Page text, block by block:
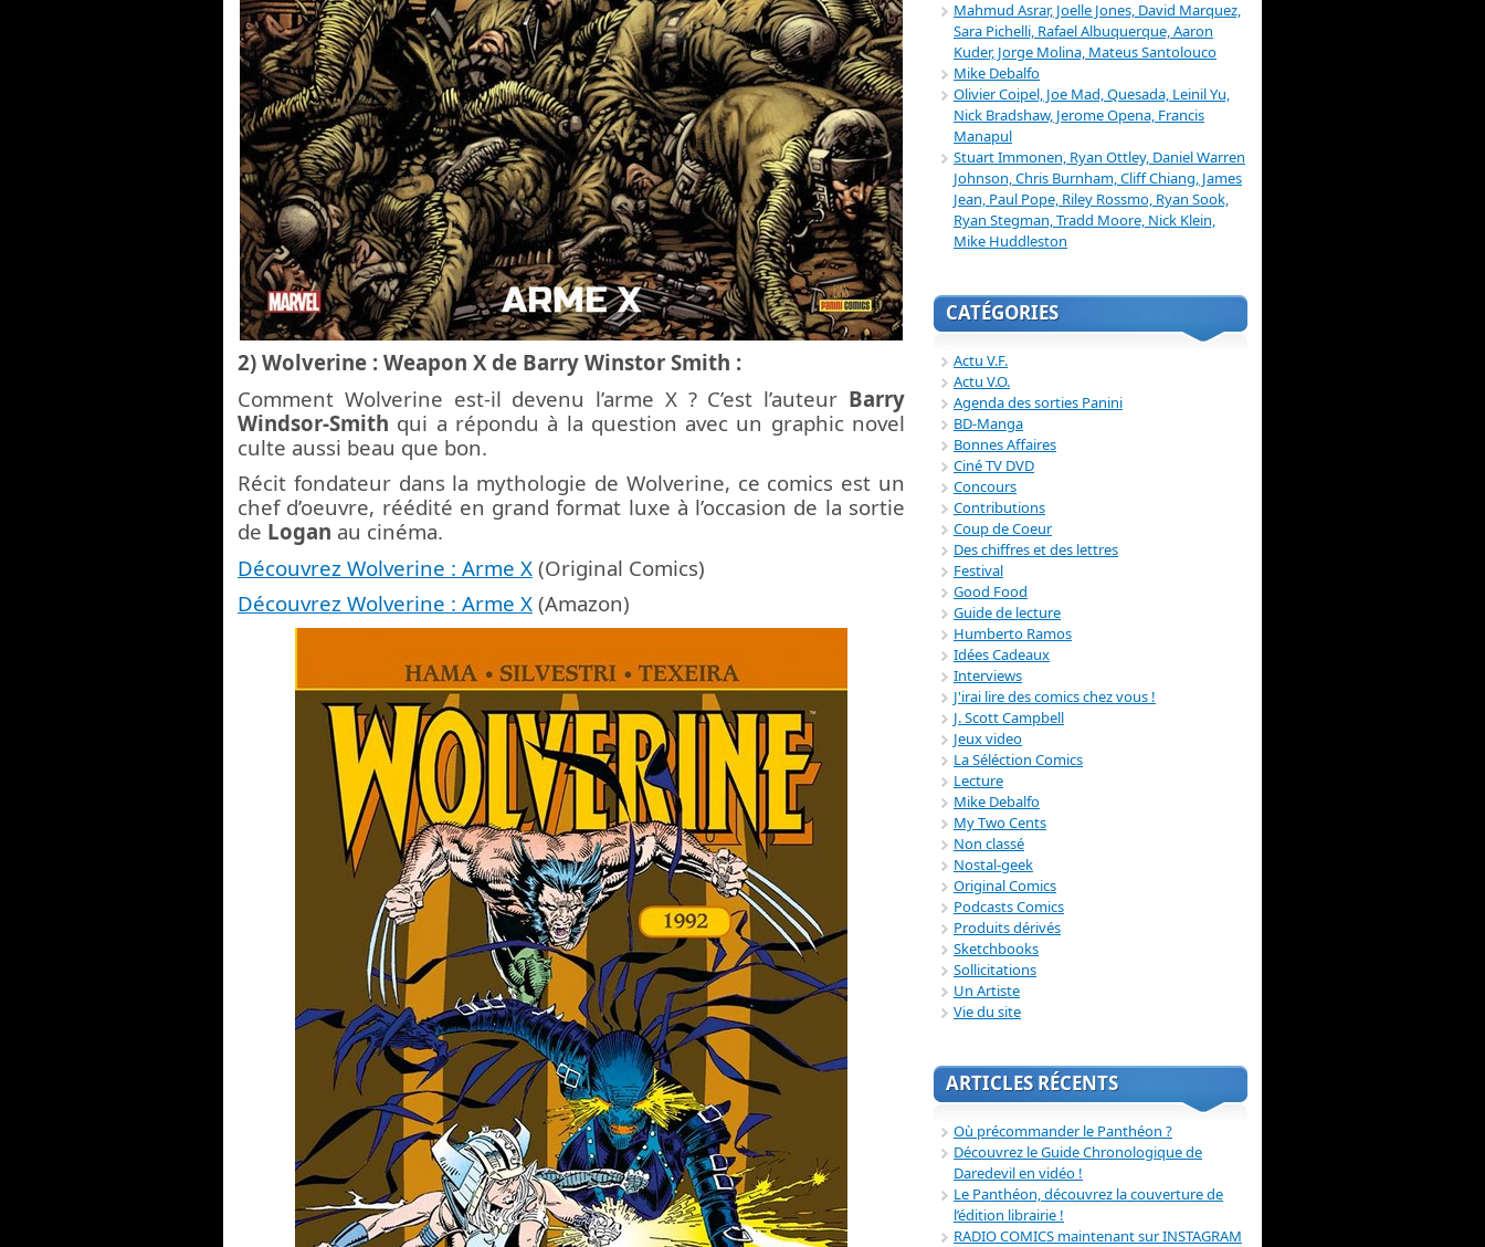
2) Wolverine : Weapon X de Barry Winstor Smith :
Comment Wolverine est-il devenu l’arme X ? C’est l’auteur Barry
Windsor-Smith qui a répondu à la question avec un graphic novel
culte aussi beau que bon.
Récit fondateur dans la mythologie de Wolverine, ce comics est un
chef d’oeuvre, réédité en grand format luxe à l’occasion de la sortie
de Logan au cinéma.
Découvrez Wolverine : Arme X (Original Comics)
Découvrez Wolverine : Arme X (Amazon)
Mahmud Asrar, Joelle Jones, David Marquez,
Sara Pichelli, Rafael Albuquerque, Aaron
Kuder, Jorge Molina, Mateus Santolouco
Mike Debalfo
Olivier Coipel, Joe Mad, Quesada, Leinil Yu,
Nick Bradshaw, Jerome Opena, Francis
Manapul
Stuart Immonen, Ryan Ottley, Daniel Warren
Johnson, Chris Burnham, Cliff Chiang, James
Jean, Paul Pope, Riley Rossmo, Ryan Sook,
Ryan Stegman, Tradd Moore, Nick Klein,
Mike Huddleston
CATÉGORIES
Actu V.F.
Actu V.O.
Agenda des sorties Panini
BD-Manga
Bonnes Affaires
Ciné TV DVD
Concours
Contributions
Coup de Coeur
Des chiffres et des lettres
Festival
Good Food
Guide de lecture
Humberto Ramos
Idées Cadeaux
Interviews
J'irai lire des comics chez vous !
J. Scott Campbell
Jeux video
La Séléction Comics
Lecture
Mike Debalfo
My Two Cents
Non classé
Nostal-geek
Original Comics
Podcasts Comics
Produits dérivés
Sketchbooks
Sollicitations
Un Artiste
Vie du site
ARTICLES RÉCENTS
Où précommander le Panthéon ?
Découvrez le Guide Chronologique de
Daredevil en vidéo !
Le Panthéon, découvrez la couverture de
l’édition librairie !
RADIO COMICS maintenant sur INSTAGRAM